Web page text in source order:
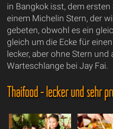
in Bangkok isst, dem
einem Michelin Stern, der
gebeten, obwohl es ein
gleich um die Ecke für
lecker, aber ohne Stern
Warteschlange bei Jay Fai.
Thaifood - lecker und sehr